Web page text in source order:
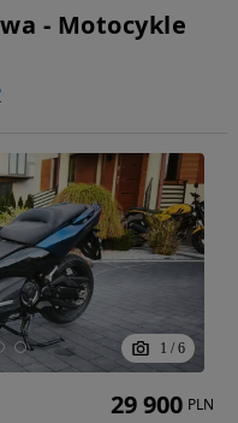
- Motocykle
1 / 6
29 900 PLN